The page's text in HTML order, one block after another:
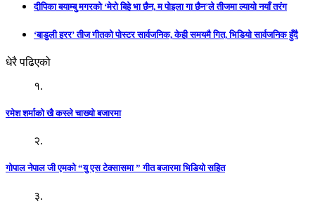
दीपिका बयाम्बु मगरको ‘मेरो बिहे भा छैन, म पोइला गा छैन’ले तीजमा ल्यायो नयाँ तरंग
‘बाडुली हरर’ तीज गीतको पोस्टर सार्वजनिक, केही समयमै गित, भिडियो सार्वजनिक हुँदै
धेरै पढिएको
१.
रमेश शर्माको खै कस्ले चाख्यो बजारमा
२.
गोपाल नेपाल जी एमको “यु एस टेक्सासमा ” गीत बजारमा भिडियो सहित
३.